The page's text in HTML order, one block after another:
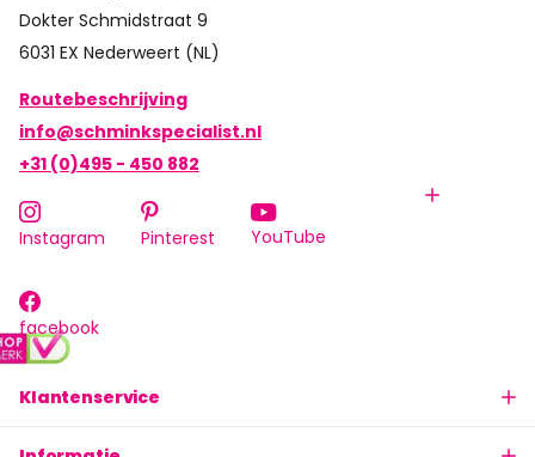
Klantenservice
Dokter Schmidstraat 9
6031 EX Nederweert (NL)
Routebeschrijving
info@schminkspecialist.nl
+31 (0)495 - 450 882
Instagram Pinterest YouTube
facebook